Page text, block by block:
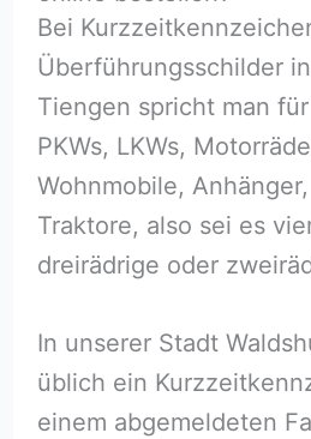
Bei
Überführungsschilder
Tiengen spricht man
PKWs, LKWs,
Wohnmobile,
Traktore, also sei es
dreirädrige oder
In unserer Stadt
üblich ein
einem abgemeldeten